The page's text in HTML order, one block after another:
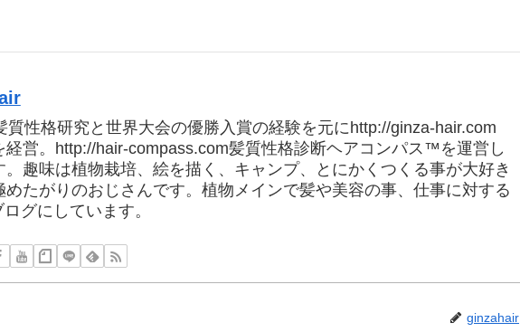
質性格研究と世界大会の優勝入賞の経験を元にhttp://ginza-hair.com
経営。http://hair-compass.com髪質性格診断ヘアコンパス™︎を運営し
。趣味は植物栽培、絵を描く、キャンプ、とにかくつくる事が大好き
めたがりのおじさんです。植物メインで髪や美容の事、仕事に対する
グにしています。
ginzahair